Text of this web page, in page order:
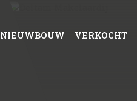
NIEUWBOUW VERKOCHT